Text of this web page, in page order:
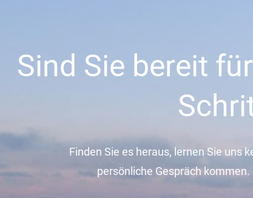
Sind Sie bereit
Finden Sie es heraus, lernen Sie uns
persönliche Gespräch